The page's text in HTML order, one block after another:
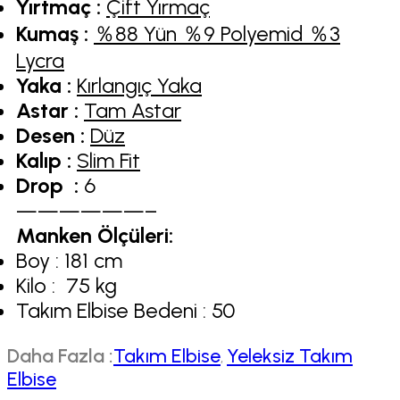
Yırtmaç : Çift Yırmaç
Kumaş : ％88 Yün ％9 Polyemid ％3
Lycra
Yaka : Kırlangıç Yaka
Astar : Tam Astar
Desen : Düz
Kalıp : Slim Fit
Drop : 6
——————–
Manken Ölçüleri:
Boy : 181 cm
Kilo : 75 kg
Takım Elbise Bedeni : 50
Daha Fazla :Takım Elbise, Yeleksiz Takım
Elbise